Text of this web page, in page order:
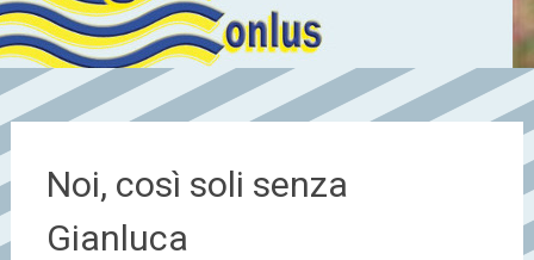
Noi, così soli senza
Gianluca